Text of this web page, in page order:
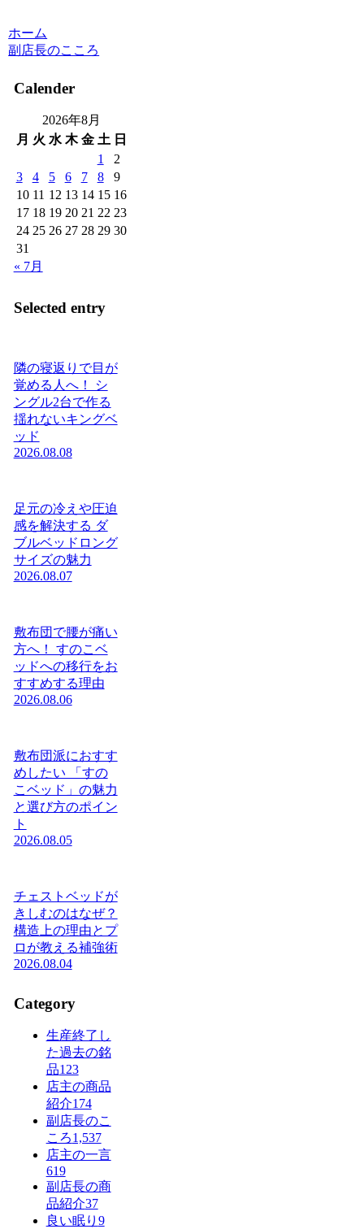
ホーム
副店長のこころ
Calender
2026年8月
月 火 水 木 金 土 日
1
2
3
4 5 6 7 8
9
10 11 12 13 14 15 16
17 18 19 20 21 22 23
24 25 26 27 28 29 30
31
« 7月
Selected entry
隣の寝返りで目が
覚める人へ！ シ
ングル2台で作る
揺れないキングベ
ッド
2026.08.08
足元の冷えや圧迫
感を解決する ダ
ブルベッドロング
サイズの魅力
2026.08.07
敷布団で腰が痛い
方へ！ すのこベ
ッドへの移行をお
すすめする理由
2026.08.06
敷布団派におすす
めしたい 「すの
こベッド」の魅力
と選び方のポイン
ト
2026.08.05
チェストベッドが
きしむのはなぜ？
構造上の理由とプ
ロが教える補強術
2026.08.04
Category
生産終了し
た過去の銘
品123
店主の商品
紹介174
副店長のこ
ころ1,537
店主の一言
619
副店長の商
品紹介37
良い眠り 9